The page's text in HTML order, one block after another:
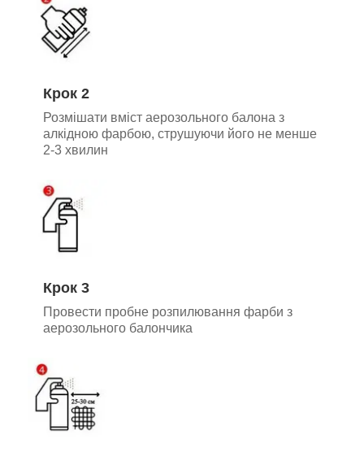
Крок 2
Розмішати вміст аерозольного балона з
алкідною фарбою, струшуючи його не менше
2-3 хвилин
Крок 3
Провести пробне розпилювання фарби з
аерозольного балончика